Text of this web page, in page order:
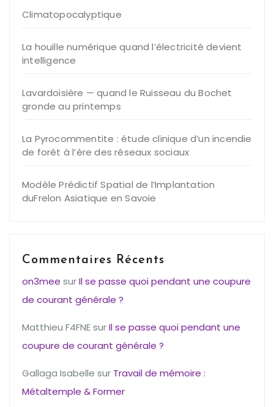
Climatopocalyptique
La houille numérique quand l’électricité devient
intelligence
Lavardoisière — quand le Ruisseau du Bochet
gronde au printemps
La Pyrocommentite : étude clinique d’un incendie
de forêt à l’ère des réseaux sociaux
Modèle Prédictif Spatial de l’Implantation
duFrelon Asiatique en Savoie
Commentaires Récents
on3mee surIl se passe quoi pendant une coupure
de courant générale ?
Matthieu F4FNEsurIl se passe quoi pendant une
coupure de courant générale ?
Gallaga Isabelle sur Travail de mémoire :
Métaltemple & Former